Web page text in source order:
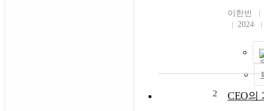
이한빈
2024
2 CEO의